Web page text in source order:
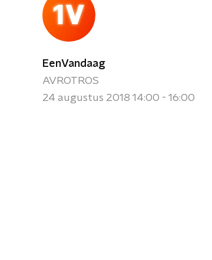
EenVandaag
AVROTROS
24 augustus 2018 14:00 - 16:00